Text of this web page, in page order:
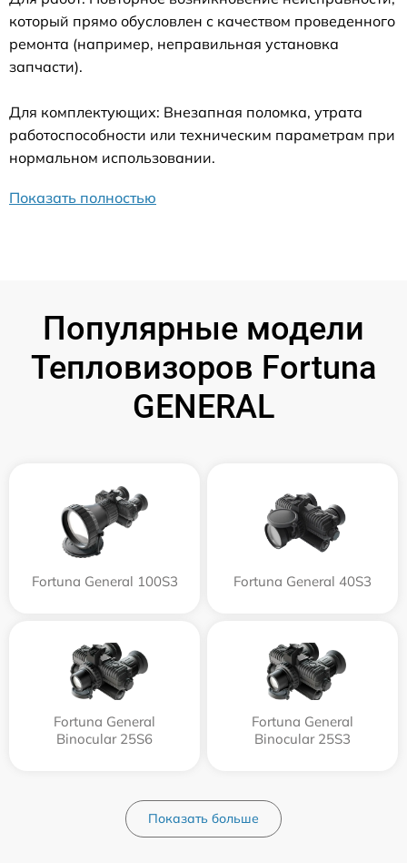
который прямо обусловлен с качеством проведенного
ремонта (например, неправильная установка
запчасти).
Для комплектующих: Внезапная поломка, утрата
работоспособности или техническим параметрам при
нормальном использовании.
Показать полностью
Популярные модели
Тепловизоров Fortuna
GENERAL
Fortuna General 100S3 Fortuna General 40S3
Fortuna General
Binocular 25S6
Fortuna General
Binocular 25S3
Показать больше